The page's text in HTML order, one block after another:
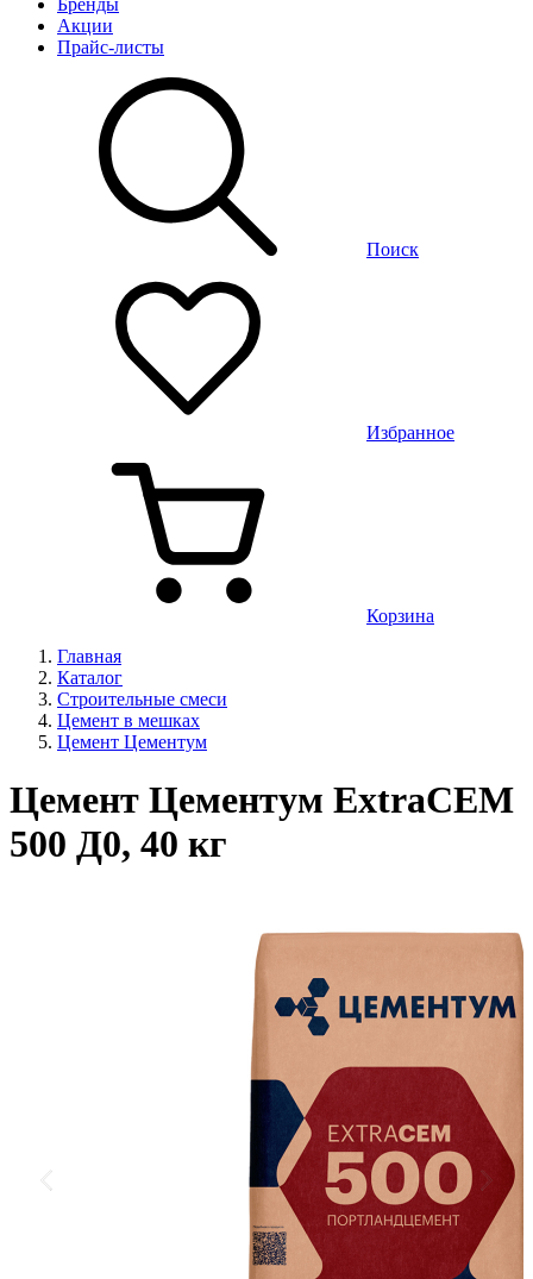
Бренды
Акции
Прайс-листы
Поиск
Избранное
Корзина
Главная
Каталог
Строительные смеси
Цемент в мешках
Цемент Цементум
Цемент Цементум ExtraCEM
500 Д0, 40 кг